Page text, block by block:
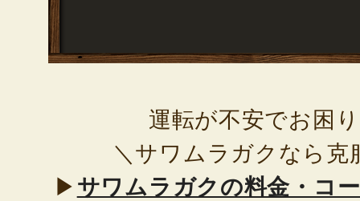
運転が不安でお困
＼サワムラガクなら克
▶ サワムラガクの料金・コ